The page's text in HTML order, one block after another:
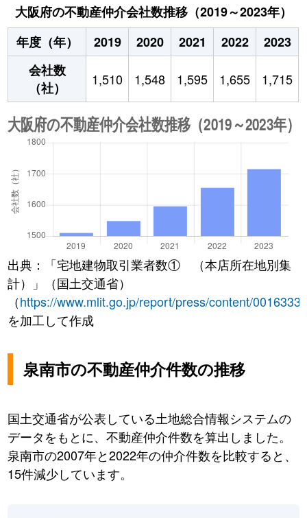
大阪府の不動産仲介会社数推移（2019～2023年）
年度（年）
2019 2020 2021 2022
2023
会社数
（社）
1,510 1,548 1,595 1,655 1,715
出典：「宅地建物取引業者数① （本店所在地別集
計）」（国土交通省）
（https://www.mlit.go.jp/report/press/content/
を加工して作成
泉南市の不動産仲介件数の推移
国土交通省が公表している土地総合情報システムの
データをもとに、不動産仲介件数を算出しました。
泉南市の2007年と2022年の仲介件数を比較すると、
15件減少しています。